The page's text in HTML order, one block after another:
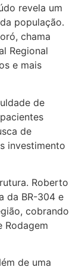
revela um
população.
chama
Regional
e mais
de
de
investimento
Roberto
da BR-304 e
cobrando
Rodagem
de uma